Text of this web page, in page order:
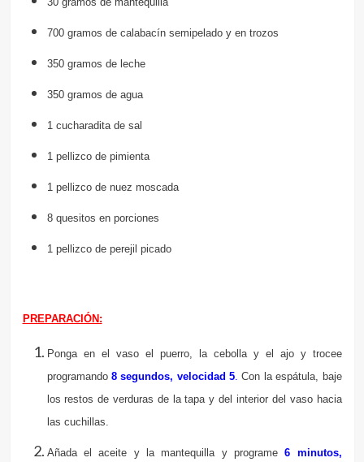
700 gramos de calabacín semipelado y en trozos
350 gramos de leche
350 gramos de agua
1 cucharadita de sal
1 pellizco de pimienta
1 pellizco de nuez moscada
8 quesitos en porciones
1 pellizco de perejil picado
PREPARACIÓN:
Ponga en el vaso el puerro, la cebolla y el ajo y trocee
programando 8 segundos, velocidad 5. Con la espátula, baje
los restos de verduras de la tapa y del interior del vaso hacia
las cuchillas.
Añada el aceite y la mantequilla y programe6 minutos,